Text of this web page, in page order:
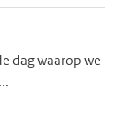
dag waarop we